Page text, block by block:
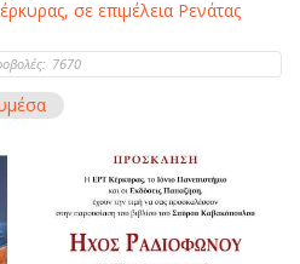
σε επιμέλεια Ρενάτας
7670